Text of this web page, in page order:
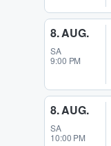
8. AUG.
SA
9:00 PM
8. AUG.
SA
10:00 PM